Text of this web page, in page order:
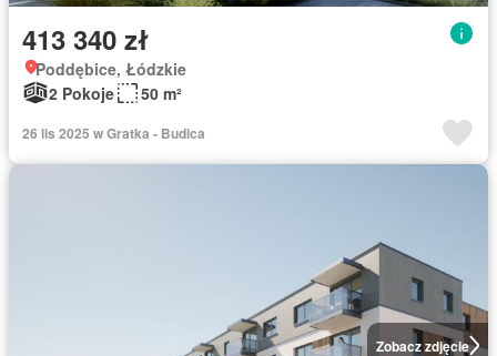
413 340 zł
Poddębice, Łódzkie
2 Pokoje
50 m²
26 lis 2025 w Gratka - Budica
Zobacz zdjęcie